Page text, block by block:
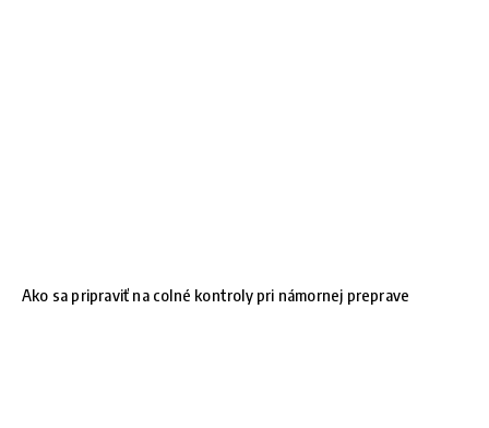
Ako sa pripraviť na colné kontroly pri námornej preprave